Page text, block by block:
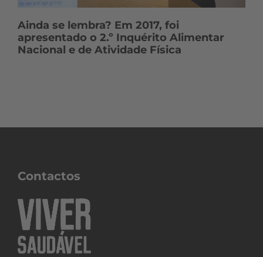
Ainda se lembra? Em 2017, foi
apresentado o 2.º Inquérito Alimentar
Nacional e de Atividade Física
Contactos